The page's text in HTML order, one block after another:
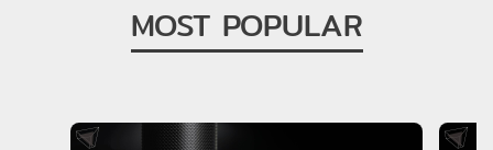
MOST POPULAR